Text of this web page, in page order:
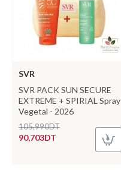
SVR
SVR PACK SUN SECURE
EXTREME + SPIRIAL Spray
Vegetal - 2026
90,703DT
105,990DT